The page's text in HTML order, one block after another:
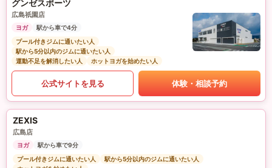
グンゼスポーツ
広島祇園店
ヨガ
駅から車で4分
プール付きジムに通いたい人
駅から5分以内のジムに通いたい人
運動不足を解消したい人
ホットヨガを始めたい人
公式サイトを見る 体験・相談予約
ZEXIS
広島店
ヨガ
駅から車で9分
プール付きジムに通いたい人
駅から5分以内のジムに通いたい人